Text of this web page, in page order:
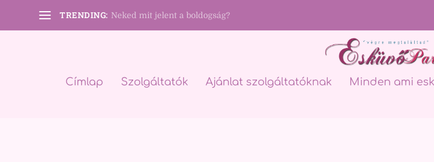
TRENDING: Neked mit jelent a boldogság?
Címlap Szolgáltatók Ajánlat szolgáltatóknak Minden ami